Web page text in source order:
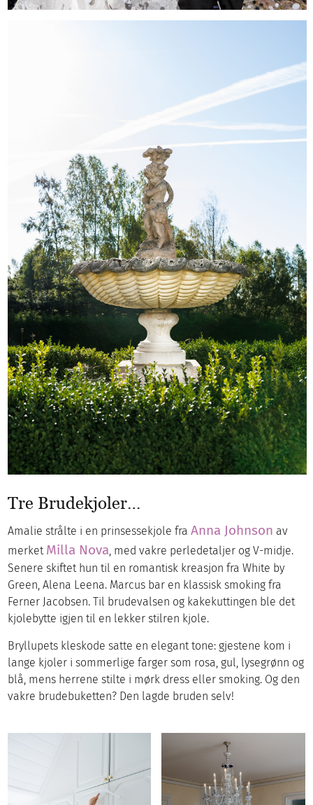
Tre Brudekjoler…
Amalie strålte i en prinsessekjole fraAnna Johnson av
merket Milla Nova, med vakre perledetaljer og V-midje.
Senere skiftet hun til en romantisk kreasjon fra White by
Green, Alena Leena. Marcus bar en klassisk smoking fra
Ferner Jacobsen. Til brudevalsen og kakekuttingen ble det
kjolebytte igjen til en lekker stilren kjole.
Bryllupets kleskode satte en elegant tone: gjestene kom i
lange kjoler i sommerlige farger som rosa, gul, lysegrønn og
blå, mens herrene stilte i mørk dress eller smoking. Og den
vakre brudebuketten? Den lagde bruden selv!